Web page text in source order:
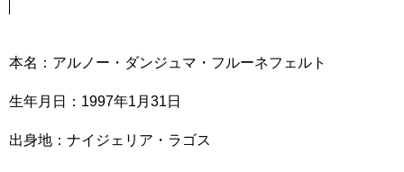
本名：アルノー・ダンジュマ・フルーネフェルト
生年月日：1997年1月31日
出身地：ナイジェリア・ラゴス